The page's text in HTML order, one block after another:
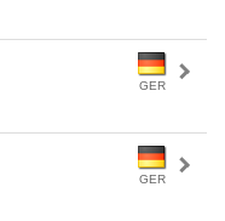
GER
GER